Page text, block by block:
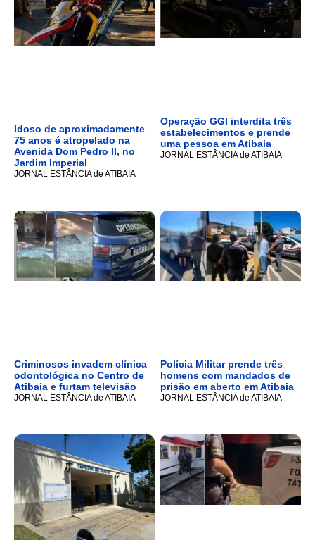
Idoso de aproximadamente
75 anos é atropelado na
Avenida Dom Pedro II, no
Jardim Imperial
JORNAL ESTÂNCIA de ATIBAIA
Operação GGI interdita três
estabelecimentos e prende
uma pessoa em Atibaia
JORNAL ESTÂNCIA de ATIBAIA
Criminosos invadem clínica
odontológica no Centro de
Atibaia e furtam televisão
JORNAL ESTÂNCIA de ATIBAIA
Polícia Militar prende três
homens com mandados de
prisão em aberto em Atibaia
JORNAL ESTÂNCIA de ATIBAIA